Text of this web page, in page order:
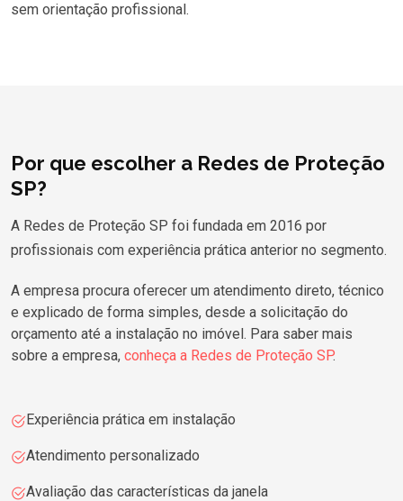
sem orientação profissional.
Por que escolher a Redes de Proteção
SP?
A Redes de Proteção SP foi fundada em 2016 por
profissionais com experiência prática anterior no segmento.
A empresa procura oferecer um atendimento direto, técnico
e explicado de forma simples, desde a solicitação do
orçamento até a instalação no imóvel. Para saber mais
sobre a empresa, conheça a Redes de Proteção SP.
Experiência prática em instalação
Atendimento personalizado
Avaliação das características da janela